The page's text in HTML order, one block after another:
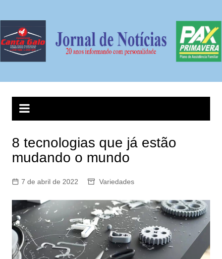
conteúdo
8 tecnologias que já estão
mudando o mundo
7 de abril de 2022 Variedades